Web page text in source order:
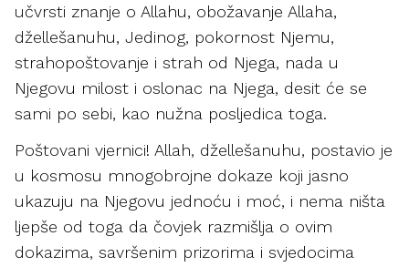
učvrsti znanje o Allahu, obožavanje Allaha,
džellešanuhu, Jedinog, pokornost Njemu,
strahopoštovanje i strah od Njega, nada u
Njegovu milost i oslonac na Njega, desit će se
sami po sebi, kao nužna posljedica toga.
Poštovani vjernici! Allah, džellešanuhu, postavio je
u kosmosu mnogobrojne dokaze koji jasno
ukazuju na Njegovu jednoću i moć, i nema ništa
ljepše od toga da čovjek razmišlja o ovim
dokazima, savršenim prizorima i svjedocima